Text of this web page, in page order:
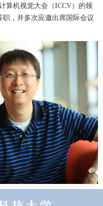
算机视觉大会（ICCV）的领
，并多次应邀出席国际会议